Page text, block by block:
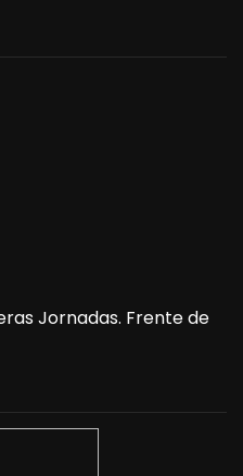
Jornadas. Frente de